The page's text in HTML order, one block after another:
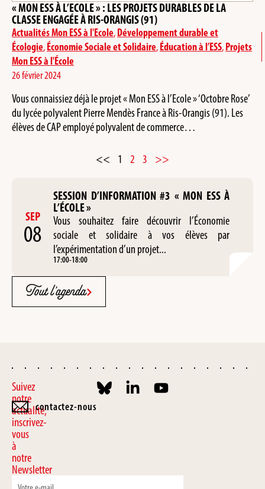
« MON ESS À L’ECOLE » : LES PROJETS DURABLES DE LA
CLASSE ENGAGÉE À RIS-ORANGIS (91)
Actualités Mon ESS à l'Ecole,Développement durable et
Écologie,Économie Sociale et Solidaire,Éducation à l’ESS,Projets
Mon ESS à l'École
26 février 2024
Vous connaissiez déjà le projet « Mon ESS à l’Ecole » ‘Octobre Rose’
du lycée polyvalent Pierre Mendès France à Ris-Orangis (91). Les
élèves de CAP employé polyvalent de commerce…
<< 1 2 3 >>
SEP
08
SESSION D’INFORMATION #3 « MON ESS À
L’ÉCOLE »
Vous souhaitez faire découvrir l’Économie
sociale et solidaire à vos élèves par
l’expérimentation d’un projet...
17:00-18:00
Tout l'agenda
Suivez
notre
actualité,
inscrivez-
vous
à
notre
Newsletter
contactez-nous